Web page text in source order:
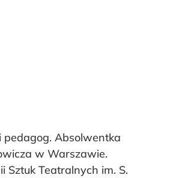
Absolwentka
w Warszawie.
Sztuk Teatralnych im. S.